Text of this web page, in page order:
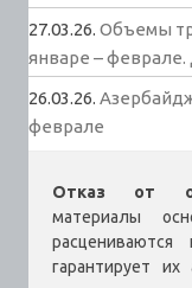
27.03.26. Объемы
январе – феврале.
26.03.26.
феврале
Отказ от
материалы
гарантирует